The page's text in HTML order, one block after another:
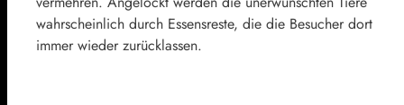
wahrscheinlich durch Essensreste, die die Besucher dort
immer wieder zurücklassen.